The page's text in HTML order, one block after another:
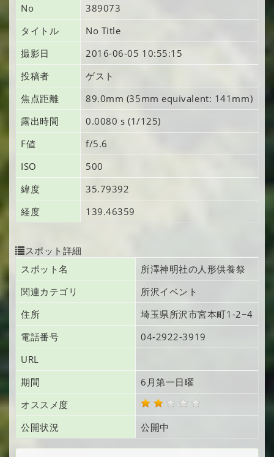
No
389073
タイトル
No Title
撮影日
2016-06-05 10:55:15
投稿者
ゲスト
焦点距離
89.0mm (35mm equivalent: 141mm)
露出時間
0.0080 s (1/125)
F値
f/5.6
ISO
500
緯度
35.79392
経度
139.46359
スポット詳細
スポット名
所澤神明社の人形供養祭
関連カテゴリ
所沢イベント
住所
埼玉県所沢市宮本町1-2−4
電話番号
04-2922-3919
URL
期間
6月第一日曜
オススメ度
公開状況
公開中